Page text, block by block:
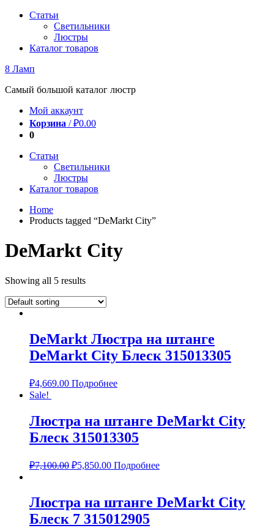
Перейти
содержимому
Статьи
Светильники
Люстры
Каталог товаров
8 Ламп
Самый большой каталог люстр
Мой аккаунт
Корзина /₽0.00
0
Статьи
Светильники
Люстры
Каталог товаров
Home
Products tagged “DeMarkt City”
DeMarkt City
Showing all 5 results
DeMarkt Люстра на штанге
DeMarkt City Блеск 315013305
₽4,669.00 Подробнее
Sale!
Люстра на штанге DeMarkt City
Блеск 315013305
₽7,100.00 ₽5,850.00 Подробнее
Люстра на штанге DeMarkt City
Блеск 7 315012905